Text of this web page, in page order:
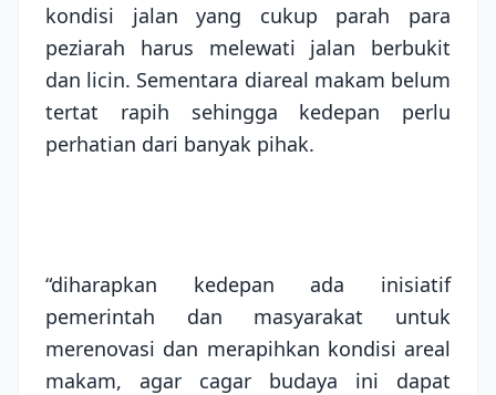
kondisi jalan yang cukup parah para
peziarah harus melewati jalan berbukit
dan licin. Sementara diareal makam belum
tertat rapih sehingga kedepan perlu
perhatian dari banyak pihak.
“diharapkan kedepan ada inisiatif
pemerintah dan masyarakat untuk
merenovasi dan merapihkan kondisi areal
makam, agar cagar budaya ini dapat